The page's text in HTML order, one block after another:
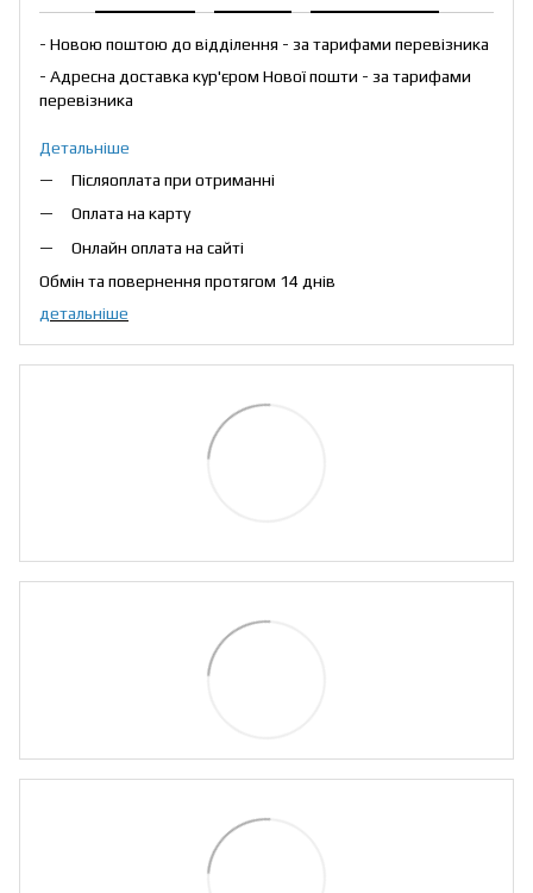
- Новою поштою до відділення - за тарифами перевізника
- Адресна доставка кур'єром Нової пошти - за тарифами
перевізника
Детальніше
Післяоплата при отриманні
Оплата на карту
Онлайн оплата на сайті
Обмін та повернення протягом 14 днів
детальніше